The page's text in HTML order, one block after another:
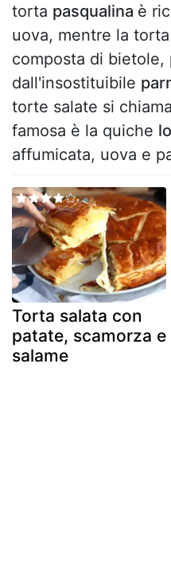
torta pasqualina è
uova, mentre la torta
composta di bietole,
dall'insostituibile
torte salate si
famosa è la quiche
affumicata, uova e
Torta salata con
patate, scamorza e
salame